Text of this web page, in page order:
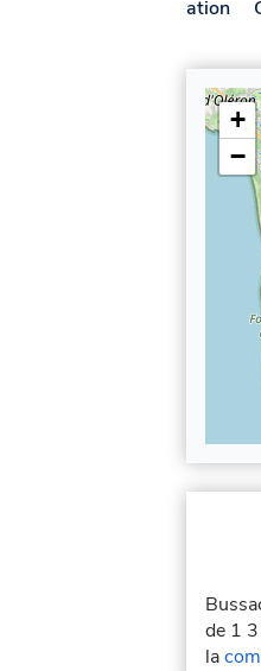
Présentation
+
−
de 1
la